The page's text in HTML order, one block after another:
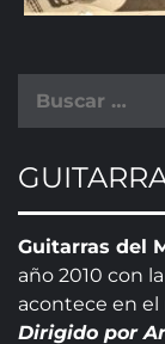
Guitarras del
año 2010 con
acontece en el
Dirigido por